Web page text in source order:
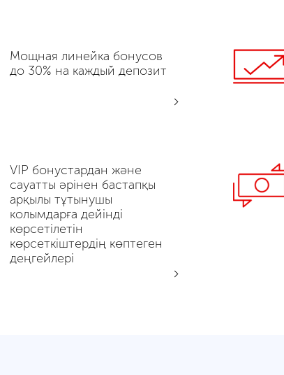
Мощная линейка бонусов
до 30% на каждый депозит
VIP бонустардан және
сауатты әрінен бастапқы
арқылы тұтынушы
колымдарға дейінді
көрсетілетін
көрсеткіштердің көптеген
деңгейлері